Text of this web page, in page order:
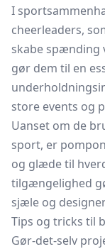
I
cheerleaders,
skabe spænding
gør dem til en
store events og
Uanset om de
sport, er
og glæde til
tilgængelighed
sjæle og
Tips og tricks til
Gør-det-selv